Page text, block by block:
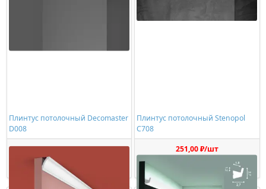
Плинтус потолочный Decomaster
D008
352,00 ₽/шт
Купить
Плинтус потолочный Stenopol
C708
251,00 ₽/шт